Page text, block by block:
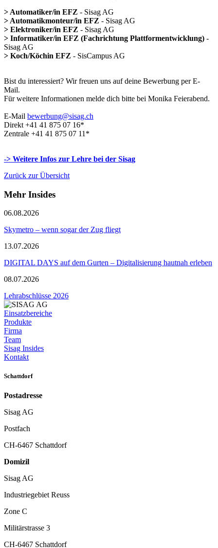
> Automatiker/in EFZ - Sisag AG
> Automatikmonteur/in EFZ - Sisag AG
> Elektroniker/in EFZ - Sisag AG
> Informatiker/in EFZ (Fachrichtung Plattformentwicklung) -
Sisag AG
> Koch/Köchin EFZ - SisCampus AG
Bist du interessiert? Wir freuen uns auf deine Bewerbung per E-
Mail.
Für weitere Informationen melde dich bitte bei Monika Feierabend.
E-Mail bewerbung@sisag.ch
Direkt +41 41 875 07 16*
Zentrale +41 41 875 07 11*
-> Weitere Infos zur Lehre bei der Sisag
Zurück zur Übersicht
Mehr Insides
06.08.2026
Skymetro – wenn sogar der Zug fliegt
13.07.2026
DIGITAL DAYS auf dem Gurten – Digitalisierung hautnah erleben
08.07.2026
Lehrabschlüsse 2026
Einsatzbereiche
Produkte
Firma
Team
Sisag Insides
Kontakt
Schattdorf
Postadresse
Sisag AG
Postfach
CH-6467 Schattdorf
Domizil
Sisag AG
Industriegebiet Reuss
Zone C
Militärstrasse 3
CH-6467 Schattdorf